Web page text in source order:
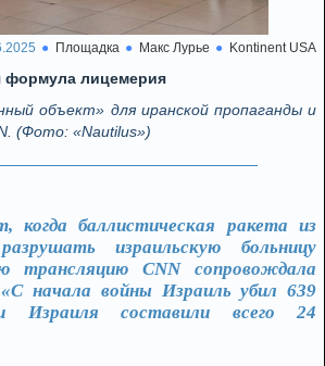
Площадка Макс Лурье Kontinent USA
формула лицемерия
объект» для иранской пропаганды и
(Фото: «Nautilus»)
баллистическая ракета из
израильскую больницу
трансляцию CNN сопровождала
начала войны Израиль убил 639
Израиля составили всего 24